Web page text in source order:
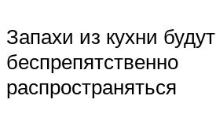
Запахи из кухни будут
беспрепятственно
распространяться